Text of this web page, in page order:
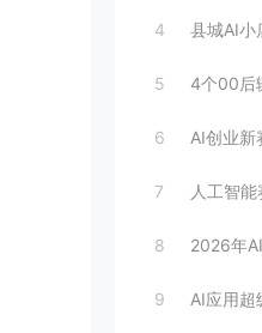
4 县城AI小
5 4个00后辍
6 AI创业新赛
7 人工智能赛
8 2026年AI
9 AI应用超级风